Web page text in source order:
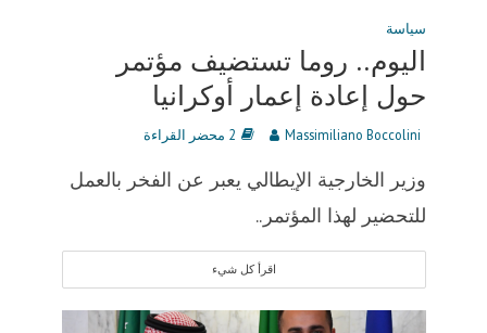
سياسة
اليوم.. روما تستضيف مؤتمر
حول إعادة إعمار أوكرانيا
Massimiliano Boccolini 2 محضر القراءة
وزير الخارجية الإيطالي يعبر عن الفخر بالعمل
للتحضير لهذا المؤتمر..
اقرأ كل شيء